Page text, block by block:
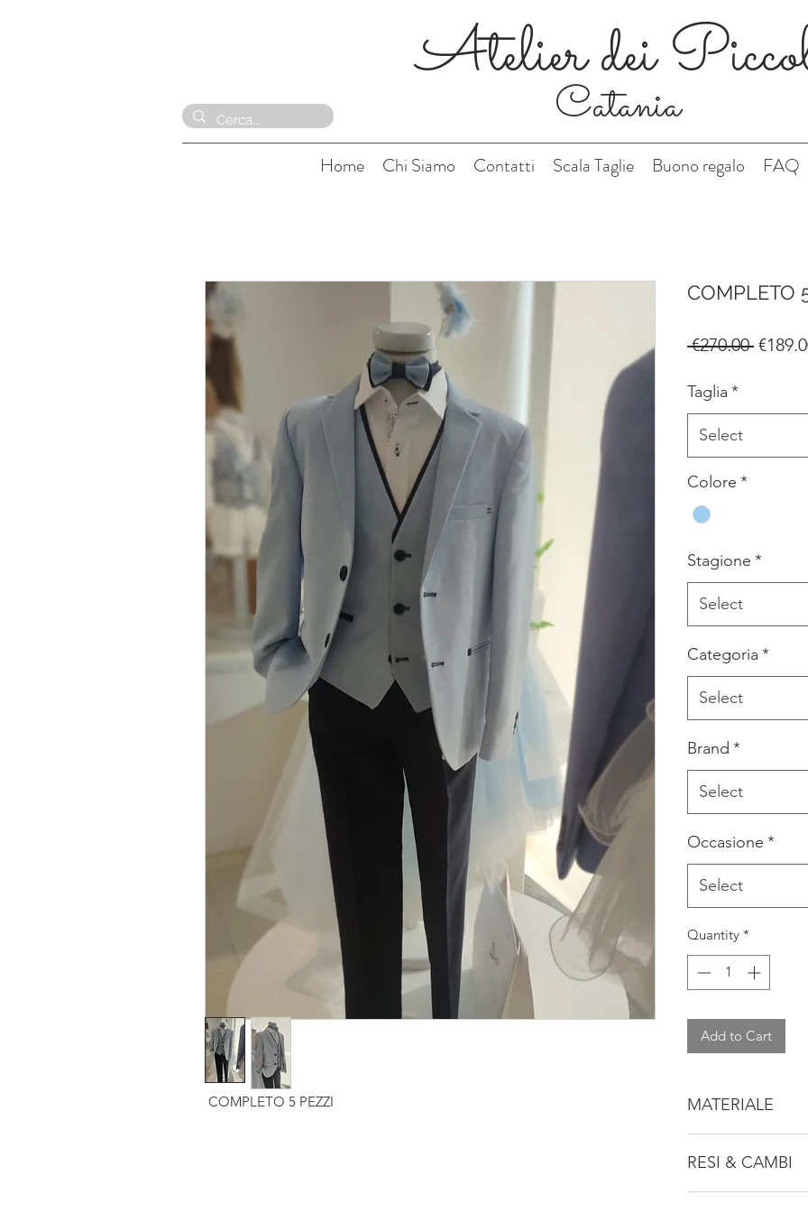
Atelier dei
Catania
Home Chi Siamo Contatti Scala Taglie Buono regalo FAQ
COMPLETO 5 PEZZI
COMPLETO
€270.00
Taglia *
Select
Colore *
Stagione *
Select
Categoria *
Select
Brand *
Select
Occasione *
Select
Quantity *
Add to Cart
MATERIALE
40% POLYESTERE
RESI & CAMBI